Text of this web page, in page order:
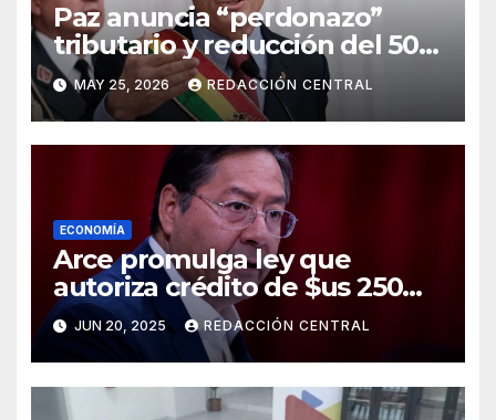
Paz anuncia “perdonazo”
tributario y reducción del 50%
al salario del Presidente y
ministros
MAY 25, 2026 REDACCIÓN CENTRAL
ECONOMÍA
Arce promulga ley que
autoriza crédito de $us 250
millones del BID para
emergencias
JUN 20, 2025 REDACCIÓN CENTRAL